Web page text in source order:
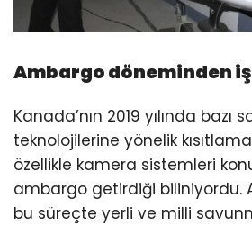
Ambargo döneminden
Kanada’nın 2019 yılında bazı
teknolojilerine yönelik
özellikle kamera sistemleri
ambargo getirdiği biliniyordu.
bu süreçte yerli ve milli